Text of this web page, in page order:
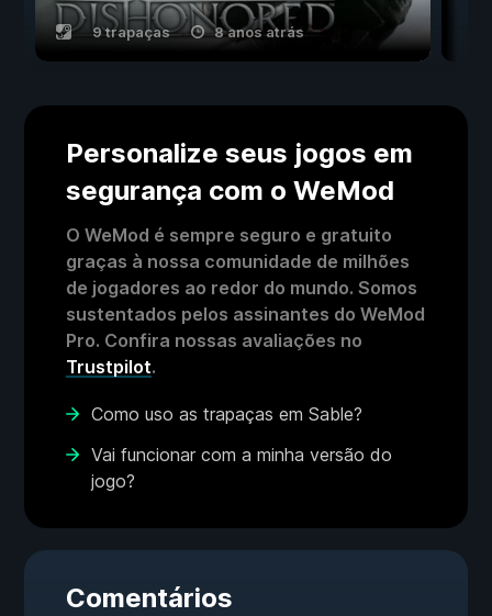
9 trapaças 8 anos atrás
Personalize seus jogos em
segurança com o WeMod
O WeMod é sempre seguro e gratuito
graças à nossa comunidade de milhões
de jogadores ao redor do mundo. Somos
sustentados pelos assinantes do WeMod
Pro. Confira nossas avaliações no
Trustpilot.
Como uso as trapaças em Sable?
Vai funcionar com a minha versão do
jogo?
Comentários